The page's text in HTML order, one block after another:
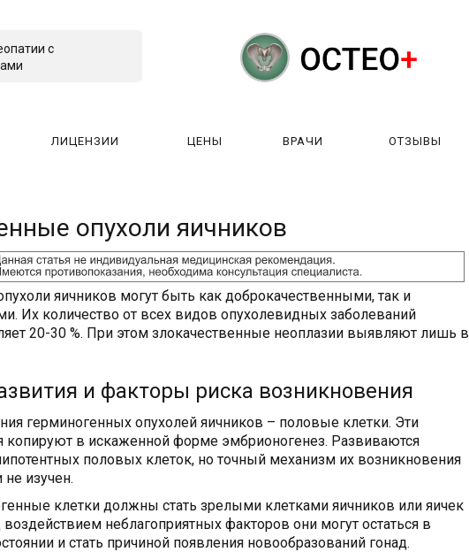
с
ЛИЦЕНЗИИ ЦЕНЫ ВРАЧИ ОТЗЫВЫ
опухоли яичников
яичников могут быть как доброкачественными, так и
Их количество от всех видов опухолевидных заболеваний
20-30 %. При этом злокачественные неоплазии выявляют лишь в
и факторы риска возникновения
герминогенных опухолей яичников – половые клетки. Эти
копируют в искаженной форме эмбрионогенез. Развиваются
половых клеток, но точный механизм их возникновения
изучен.
клетки должны стать зрелыми клетками яичников или яичек
воздействием неблагоприятных факторов они могут остаться в
и стать причиной появления новообразований гонад.